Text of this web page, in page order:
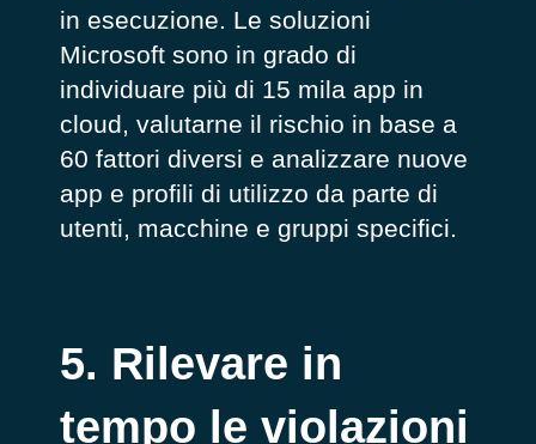
in esecuzione. Le soluzioni
Microsoft sono in grado di
individuare più di 15 mila app in
cloud, valutarne il rischio in base a
60 fattori diversi e analizzare nuove
app e profili di utilizzo da parte di
utenti, macchine e gruppi specifici.
5. Rilevare in
tempo le violazioni